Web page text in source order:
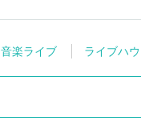
音楽ライブ ライブハ